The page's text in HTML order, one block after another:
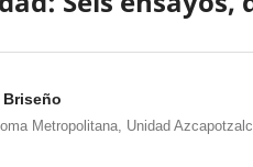
Metropolitana, Unidad